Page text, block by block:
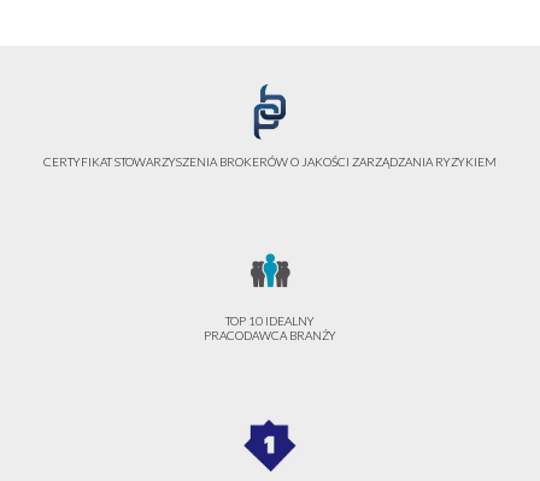
CERTYFIKAT STOWARZYSZENIA BROKERÓW O JAKOŚCI ZARZĄDZANIA RYZYKIEM
TOP 10 IDEALNY
PRACODAWCA BRANŻY